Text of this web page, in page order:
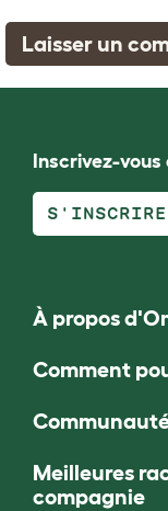
Laisser un
Inscrivez-
S'INSCRIRE
À propos
Comment
Meilleures
compagnie